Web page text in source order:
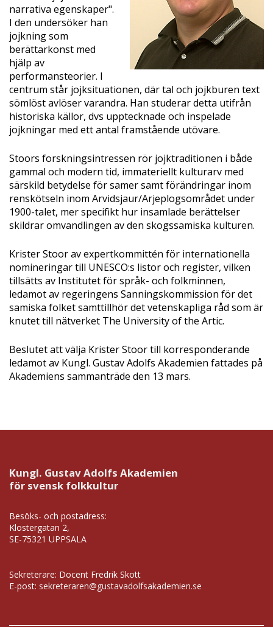
narrativa egenskaper".
I den undersöker han
jojkning som
berättarkonst med
hjälp av
performansteorier. I
centrum står jojksituationen, där tal och jojkburen text
sömlöst avlöser varandra. Han studerar detta utifrån
historiska källor, dvs upptecknade och inspelade
jojkningar med ett antal framstående utövare.
Stoors forskningsintressen rör jojktraditionen i både
gammal och modern tid, immateriellt kulturarv med
särskild betydelse för samer samt förändringar inom
renskötseln inom Arvidsjaur/Arjeplogsområdet under
1900-talet, mer specifikt hur insamlade berättelser
skildrar omvandlingen av den skogssamiska kulturen.
Krister Stoor av expertkommittén för internationella
nomineringar till UNESCO:s listor och register, vilken
tillsätts av Institutet för språk- och folkminnen,
ledamot av regeringens Sanningskommission för det
samiska folket samttillhör det vetenskapliga råd som är
knutet till nätverket The University of the Artic.
Beslutet att välja Krister Stoor till korresponderande
ledamot av Kungl. Gustav Adolfs Akademien fattades på
Akademiens sammanträde den 13 mars.
Kungl. Gustav Adolfs Akademien
för svensk folkkultur
Besöks- och postadress:
Klostergatan 2,
SE-75321 UPPSALA
Sekreterare: Docent Fredrik Skott
E-post: sekreteraren@gustavadolfsakademien.se